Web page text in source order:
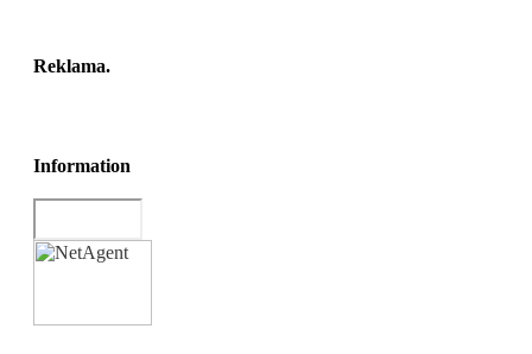
Reklama.
Information